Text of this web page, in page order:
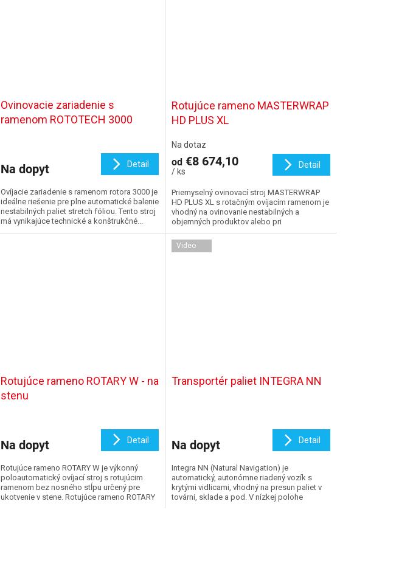
Ovinovacie zariadenie s
ramenom ROTOTECH 3000
Na dopyt Detail
Ovíjacie zariadenie s ramenom rotora 3000 je
ideálne riešenie pre plne automatické balenie
nestabilných paliet stretch fóliou. Tento stroj
má vynikajúce technické a konštrukčné...
Rotujúce rameno MASTERWRAP
HD PLUS XL
Na dotaz
od€8 674,10
/ ks
Detail
Priemyselný ovinovací stroj MASTERWRAP
HD PLUS XL s rotačným ovíjacím ramenom je
vhodný na ovinovanie nestabilných a
objemných produktov alebo pri
obmedzenom priestore na...
Rotujúce rameno ROTARY W - na
stenu
Na dopyt Detail
Rotujúce rameno ROTARY W je výkonný
poloautomatický ovíjací stroj s rotujúcim
ramenom bez nosného stĺpu určený pre
ukotvenie v stene. Rotujúce rameno ROTARY
Video
Transportér paliet INTEGRA NN
Na dopyt Detail
Integra NN (Natural Navigation) je
automatický, autonómne riadený vozík s
krytými vidlicami, vhodný na presun paliet v
továrni, sklade a pod. V nízkej polohe